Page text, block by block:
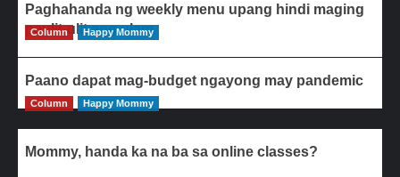
Paghahanda ng weekly menu upang hindi maging
paulit-ulit ang ulam
Column Happy Mommy
Paano dapat mag-budget ngayong may pandemic
Column Happy Mommy
Mommy, handa ka na ba sa online classes?